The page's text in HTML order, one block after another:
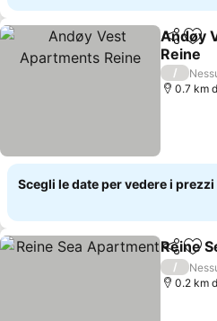
Condividi
Andøy
Reine
/
0.7 km
Scegli le date per vedere i
Reine
/
0.2 km